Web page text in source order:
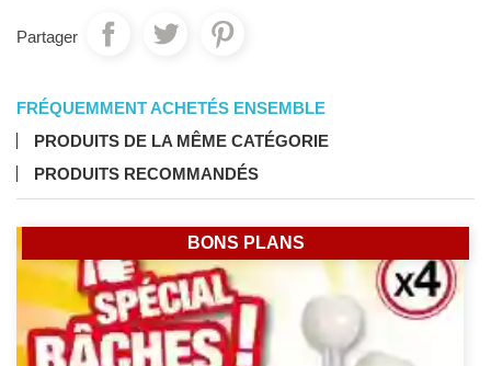
Partager
FRÉQUEMMENT ACHETÉS ENSEMBLE
PRODUITS DE LA MÊME CATÉGORIE
PRODUITS RECOMMANDÉS
BONS PLANS